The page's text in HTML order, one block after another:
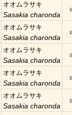
オオムラサキ
Sasakia charonda
オオムラサキ
Sasakia charonda
オオムラサキ
Sasakia charonda
オオムラサキ
Sasakia charonda
オオムラサキ
Sasakia charonda